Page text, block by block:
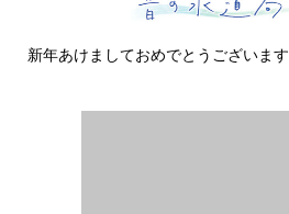
新年あけましておめでとうございます